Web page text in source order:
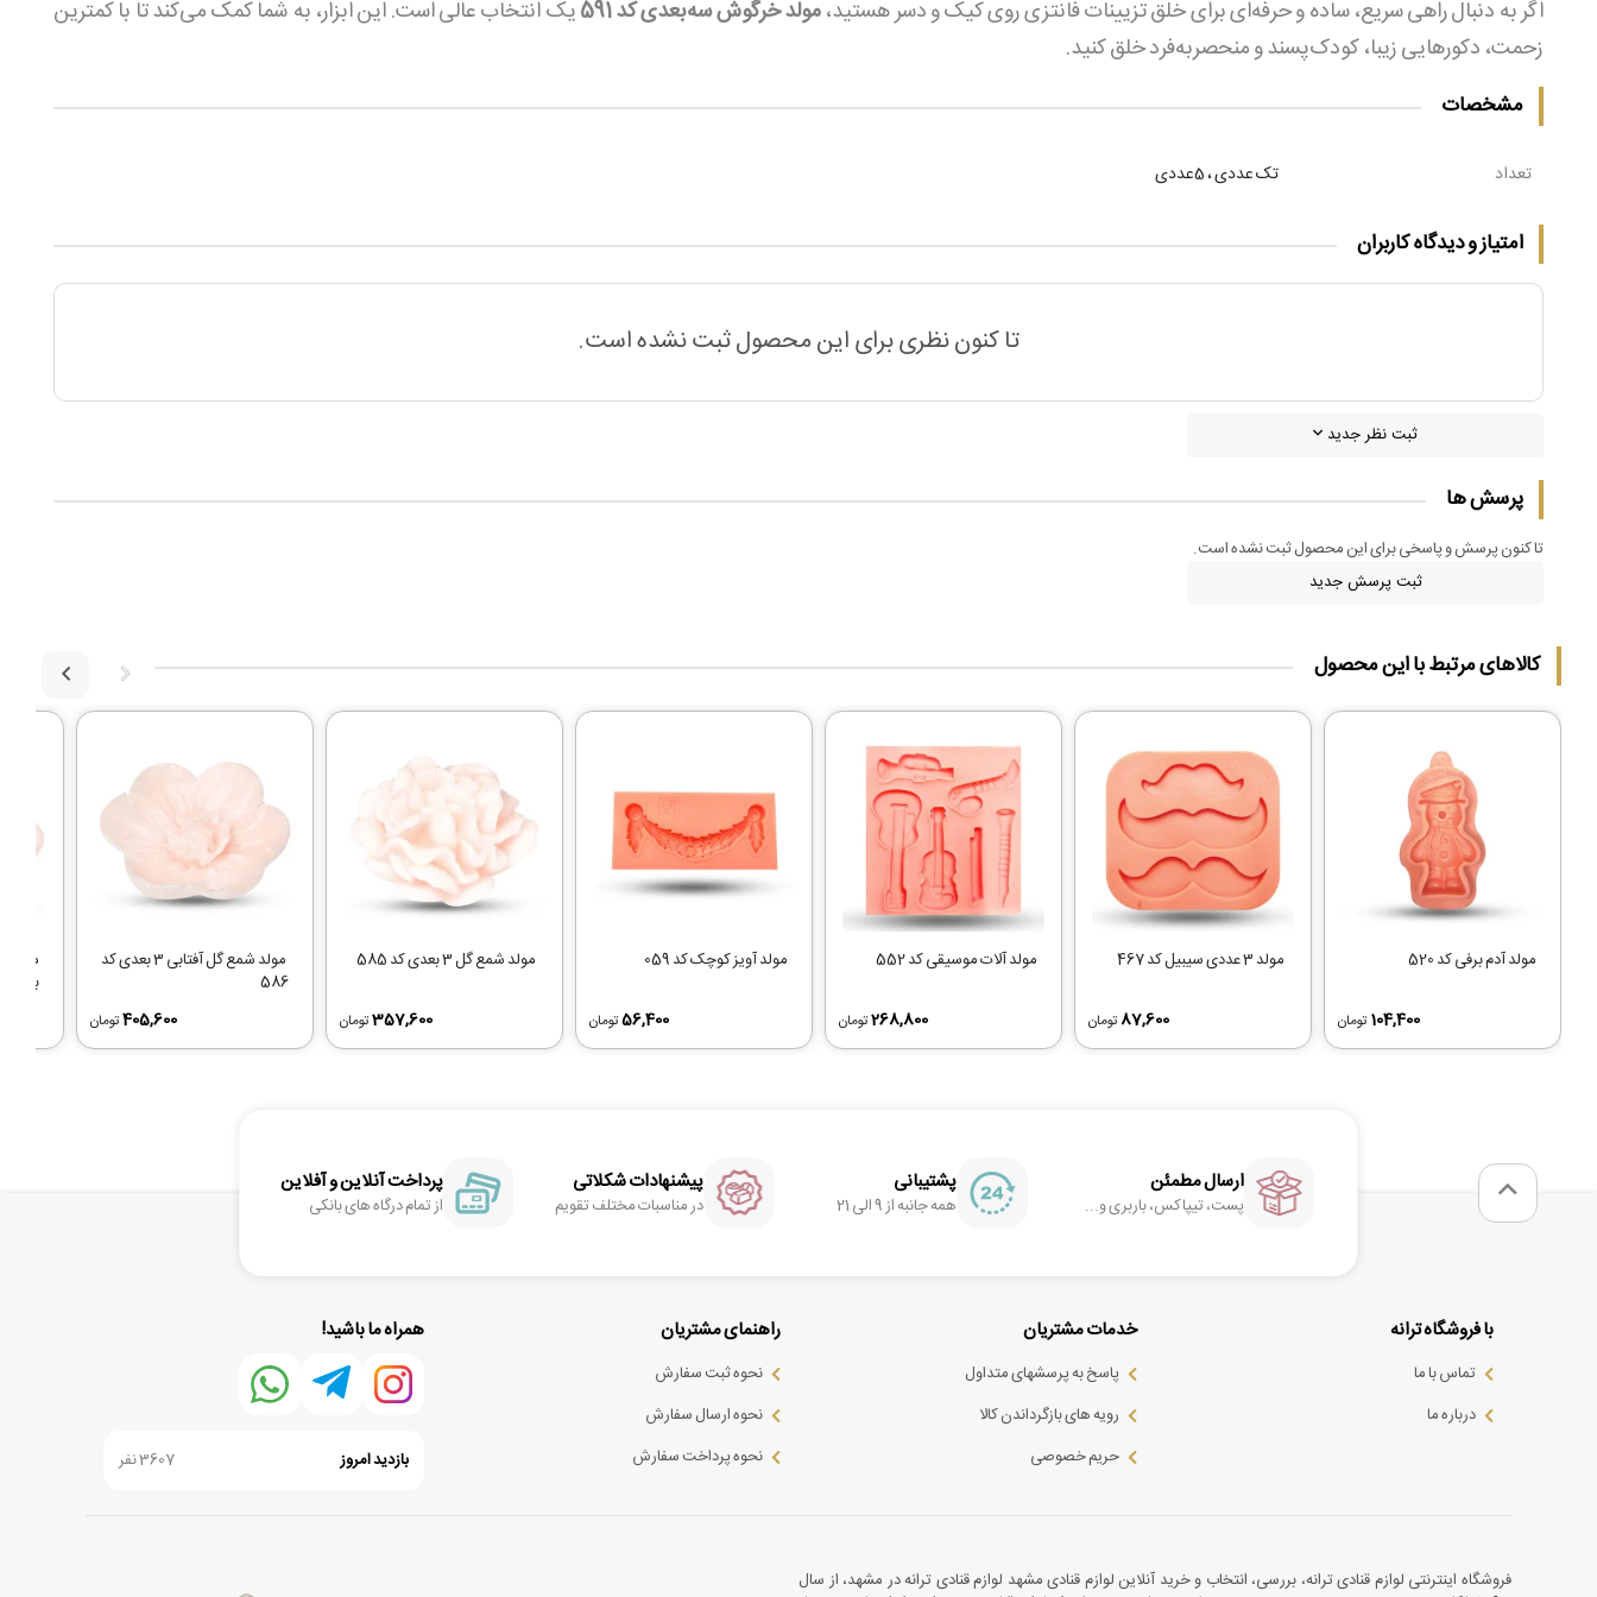
اگر به دنبال راهی سریع، ساده و حرفه‌ای برای خلق تزیینات فانتزی روی کیک و دسر هستید،مولد خرگوش سه‌بعدی کد 591
یک انتخاب عالی است. این ابزار، به شما کمک می‌کند تا با کمترین
زحمت، دکورهایی زیبا، کودک‌پسند و منحصربه‌فرد خلق کنید.
مشخصات
تعداد تک عددی ، 5عددی
امتیاز و دیدگاه کاربران
تا کنون نظری برای این محصول ثبت نشده است.
ثبت نظر جدید
پرسش ها
تا کنون پرسش و پاسخی برای این محصول ثبت نشده است.
ثبت پرسش جدید
کالاهای مرتبط با این محصول
مولد آدم برفی کد 520
104,400 تومان
مولد 3 عددی سیبیل کد 467
87,600تومان
مولد آلات موسیقی کد 552
268,800تومان
مولد آویز کوچک کد 059
56,400تومان
مولد شمع گل 3 بعدی کد 585
357,600تومان
مولد شمع گل آفتابی 3 بعدی کد
586
405,600تومان
بعدی کد
ارسال مطمئن
پست، تیپاکس، باربری و...
پشتیبانی
همه جانبه از 9 الی 21
پیشنهادات شکلاتی
در مناسبات مختلف تقویم
پرداخت آنلاین و آفلاین
از تمام درگاه های بانکی
با فروشگاه ترانه
تماس با ما
درباره ما
خدمات مشتریان
پاسخ به پرسشهای متداول
رویه های بازگرداندن کالا
حریم خصوصی
راهنمای مشتریان
نحوه ثبت سفارش
نحوه ارسال سفارش
نحوه پرداخت سفارش
همراه ما باشید!
بازدید امروز 3607 نفر
فروشگاه اینترنتی لوازم قنادی ترانه، بررسی، انتخاب و خرید آنلاین لوازم قنادی مشهد لوازم قنادی ترانه در مشهد، از سال